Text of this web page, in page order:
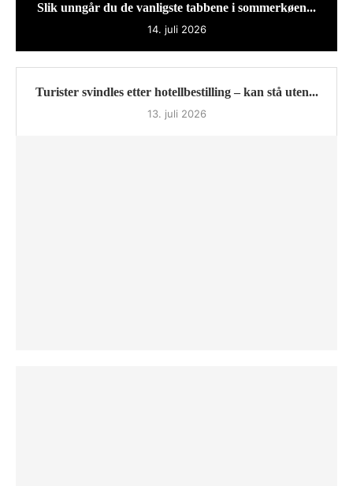
Slik unngår du de vanligste tabbene i sommerkøen...
14. juli 2026
Turister svindles etter hotellbestilling – kan stå uten...
13. juli 2026